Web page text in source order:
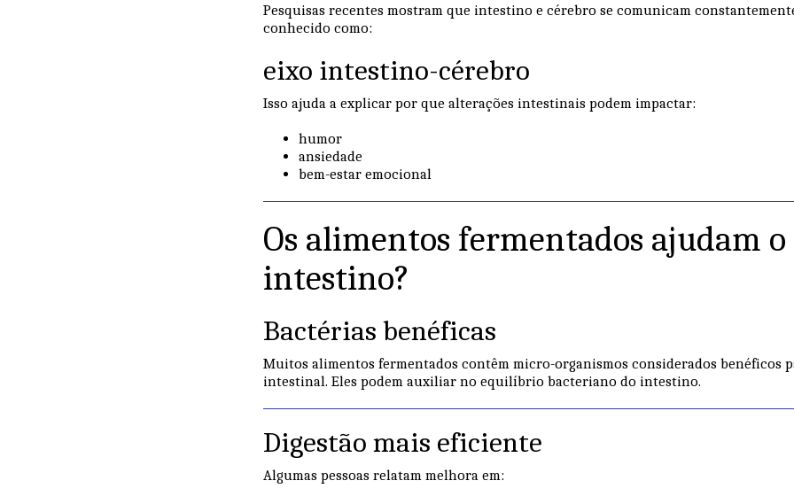
Pesquisas recentes mostram que intestino e cérebro se comunicam
conhecido como:
eixo intestino-cérebro
Isso ajuda a explicar por que alterações intestinais podem impactar:
humor
ansiedade
bem-estar emocional
Os alimentos fermentados ajudam o
intestino?
Bactérias benéficas
Muitos alimentos fermentados contêm micro-organismos considerados benéficos
intestinal. Eles podem auxiliar no equilíbrio bacteriano do intestino.
Digestão mais eficiente
Algumas pessoas relatam melhora em: